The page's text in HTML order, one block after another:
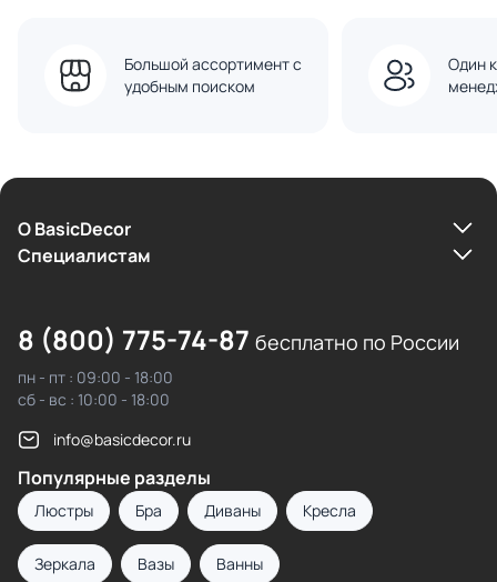
Большой ассортимент с
удобным поиском
Один
О BasicDecor
Cпециалистам
8 (800) 775-74-87 бесплатно по России
пн - пт : 09:00 - 18:00
сб - вс : 10:00 - 18:00
info@basicdecor.ru
Популярные разделы
Люстры Бра Диваны Кресла
Зеркала Вазы Ванны